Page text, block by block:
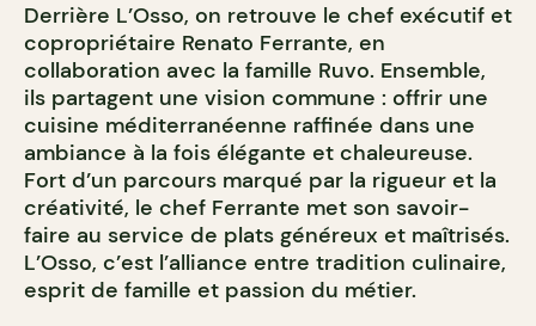
Derrière L’Osso, on retrouve le chef exécutif et
copropriétaire Renato Ferrante, en
collaboration avec la famille Ruvo. Ensemble,
ils partagent une vision commune : offrir une
cuisine méditerranéenne raffinée dans une
ambiance à la fois élégante et chaleureuse.
Fort d’un parcours marqué par la rigueur et la
créativité, le chef Ferrante met son savoir-
faire au service de plats généreux et maîtrisés.
L’Osso, c’est l’alliance entre tradition culinaire,
esprit de famille et passion du métier.